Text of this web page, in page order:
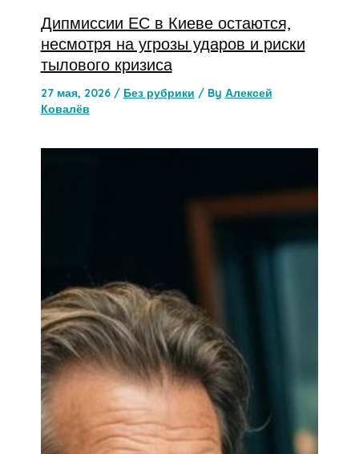
Дипмиссии ЕС в Киеве остаются,
несмотря на угрозы ударов и риски
тылового кризиса
27 мая, 2026 / Без рубрики / By Алексей
Ковалёв